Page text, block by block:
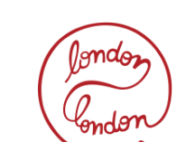
GUIA
EM LONDRES